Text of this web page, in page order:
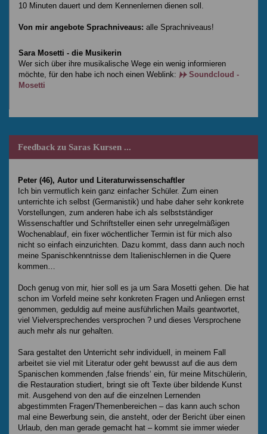
10 Minuten dauert und dem Kennenlernen dienen soll.
Von mir angebote Sprachniveaus: alle Sprachniveaus!
Sara Mosetti - die Musikerin
Wer sich über ihre musikalische Wege ein wenig informieren
möchte, für den habe ich noch einen Weblink:
Soundcloud -
Mosetti
Feedback zu Saras Kursen ...
Peter (46), Autor und Literaturwissenschaftler
Ich bin vermutlich kein ganz einfacher Schüler. Zum einen
unterrichte ich selbst (Germanistik) und habe daher sehr konkrete
Vorstellungen, zum anderen habe ich als selbstständiger
Wissenschaftler und Schriftsteller einen sehr unregelmäßigen
Wochenablauf, ein fixer wöchentlicher Termin ist für mich also
nicht so einfach einzurichten. Dazu kommt, dass dann auch noch
meine Spanischkenntnisse dem Italienischlernen in die Quere
kommen…
Doch genug von mir, hier soll es ja um Sara Mosetti gehen. Die hat
schon im Vorfeld meine sehr konkreten Fragen und Anliegen ernst
genommen, geduldig auf meine ausführlichen Mails geantwortet,
viel Vielversprechendes versprochen ? und dieses Versprochene
auch mehr als nur gehalten.
Sara gestaltet den Unterricht sehr individuell, in meinem Fall
arbeitet sie viel mit Literatur oder geht bewusst auf die aus dem
Spanischen kommenden ‚false friends‘ ein, für meine Mitschülerin,
die Restauration studiert, bringt sie oft Texte über bildende Kunst
mit. Ausgehend von den auf die einzelnen Lernenden
abgestimmten Fragen/Themenbereichen – das kann auch schon
mal eine Bewerbung sein, die ansteht, oder der Bericht über einen
Urlaub, den man gerade gemacht hat – kommt sie immer wieder